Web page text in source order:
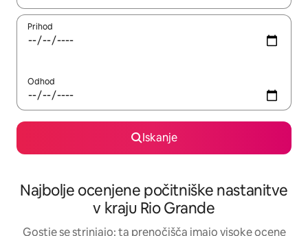
Prihod
Odhod
Iskanje
Najbolje ocenjene počitniške nastanitve
v kraju Rio Grande
Gostje se strinjajo: ta prenočišča imajo visoke ocene